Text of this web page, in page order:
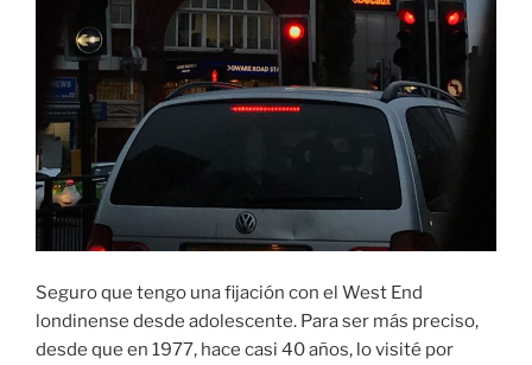
Seguro que tengo una fijación con el West End
londinense desde adolescente. Para ser más preciso,
desde que en 1977, hace casi 40 años, lo visité por